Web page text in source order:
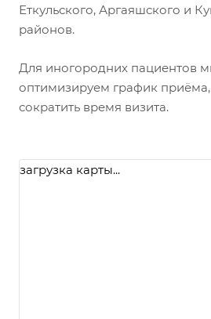
Еткульского, Аргаяшского и
районов.
Для иногородних пациентов
оптимизируем график
сократить время визита.
загрузка карты...